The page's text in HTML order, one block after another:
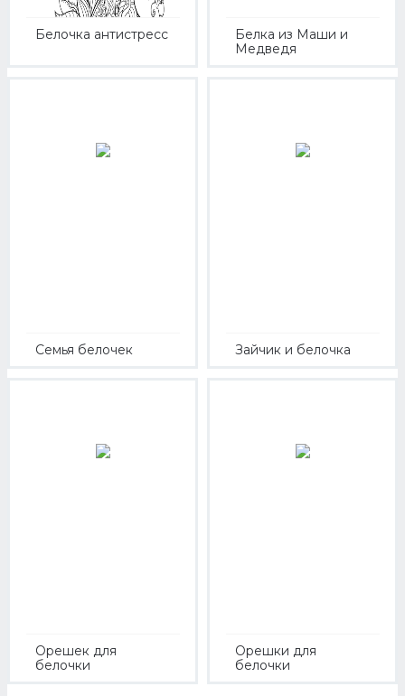
Белочка антистресс
Белка из Маши и
Медведя
Семья белочек Зайчик и белочка
Орешек для
белочки
Орешки для
белочки